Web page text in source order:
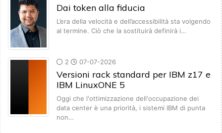
Dai token alla fiducia
L’era della velocità e dell’accessibilità sta volgendo
al termine. Ciò che la sostituirà definirà i…
2 07-07-2026
Versioni rack standard per IBM z17 e
IBM LinuxONE 5
Oggi che l'ottimizzazione dell'occupazione dei
data center è una priorità, i sistemi IBM di punta
non…